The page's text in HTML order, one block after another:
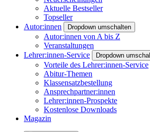
Aktuelle Bestseller
Topseller
Autor:innen
Dropdown umschalten
Autor:innen von A bis Z
Veranstaltungen
Lehrer:innen-Service
Dropdown
Vorteile des Lehrer:innen-Service
Abitur-Themen
Klassensatzbestellung
Ansprechpartner:innen
Lehrer:innen-Prospekte
Kostenlose Downloads
Magazin